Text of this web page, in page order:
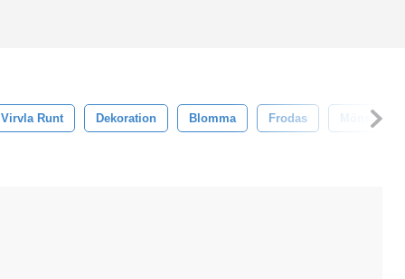
Virvla Runt Dekoration Blomma Frodas Mönster